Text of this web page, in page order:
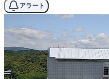
アラート